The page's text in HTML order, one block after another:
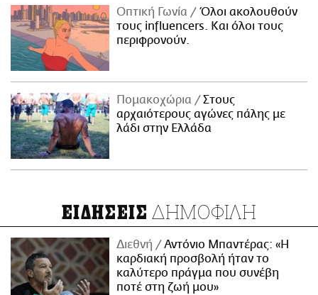
Οπτική Γωνία
Όλοι ακολουθούν
τους influencers. Και όλοι τους
περιφρονούν.
Πομακοχώρια
Στους
αρχαιότερους αγώνες πάλης με
λάδι στην Ελλάδα
ΕΙΔΗΣΕΙΣ ΔΗΜΟΦΙΛΗ
Διεθνή
Αντόνιο Μπαντέρας: «Η
καρδιακή προσβολή ήταν το
καλύτερο πράγμα που συνέβη
ποτέ στη ζωή μου»